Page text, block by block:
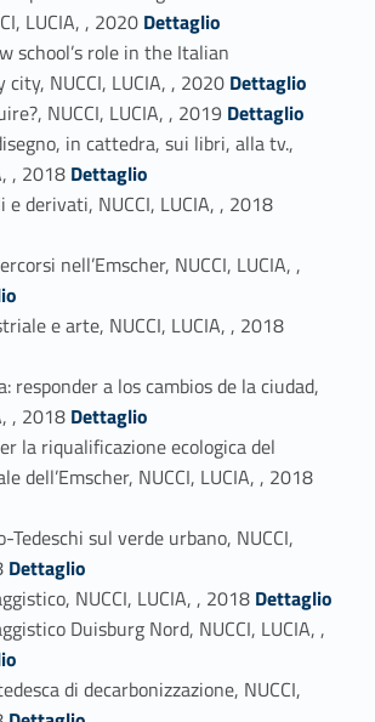
LUCIA, , 2020 Link identifier #identifier_person_74629-3Dettaglio
school’s role in the Italian
NUCCI, LUCIA, , 2020 Link identifier #identifier_person_105367-4Dettaglio
NUCCI, LUCIA, , 2019 Link identifier #identifier_person_64640-5Dettaglio
in cattedra, sui libri, alla tv.,
, 2018Link identifier #identifier_person_101181-6Dettaglio
e derivati, NUCCI, LUCIA, , 2018Link identifier #identifier_person_30803-7
nell’Emscher, NUCCI, LUCIA, ,
e arte, NUCCI, LUCIA, , 2018Link identifier #identifier_person_12294-9
responder a los cambios de la ciudad,
, 2018Link identifier #identifier_person_170790-10
Dettaglio
la riqualificazione ecologica del
dell’Emscher, NUCCI, LUCIA, , 2018Link identifier #identifier_person_55128-11
Tedeschi sul verde urbano, NUCCI,
Link identifier #identifier_person_190935-12
Dettaglio
NUCCI, LUCIA, , 2018Link identifier #identifier_person_56033-13
Dettaglio
Duisburg Nord, NUCCI, LUCIA, ,
di decarbonizzazione, NUCCI,
Link identifier #identifier_person_159834-15